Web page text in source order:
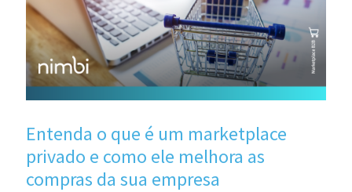
Entenda o que é um marketplace
privado e como ele melhora as
compras da sua empresa